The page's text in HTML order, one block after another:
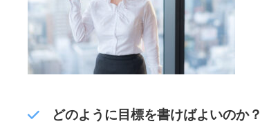
どのように目標を書けばよいのか？